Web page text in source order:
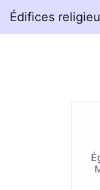
Édifices